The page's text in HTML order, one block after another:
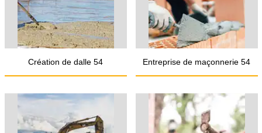
Création de dalle 54 Entreprise de maçonnerie 54